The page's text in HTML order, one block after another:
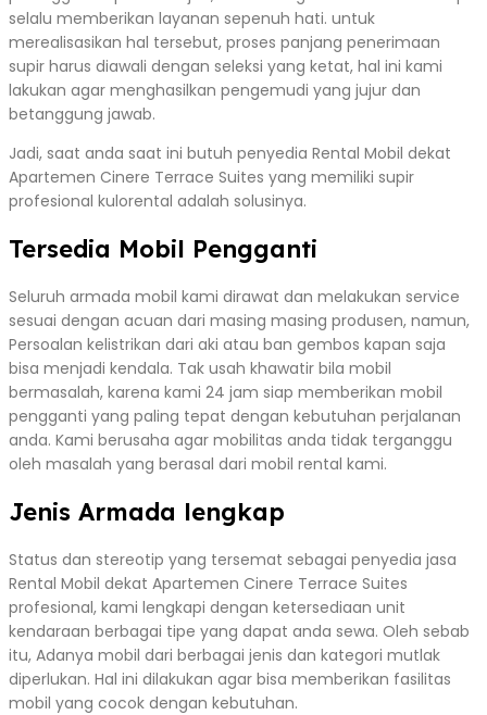
selalu memberikan layanan sepenuh hati. untuk
merealisasikan hal tersebut, proses panjang penerimaan
supir harus diawali dengan seleksi yang ketat, hal ini kami
lakukan agar menghasilkan pengemudi yang jujur dan
betanggung jawab.
Jadi, saat anda saat ini butuh penyedia Rental Mobil dekat
Apartemen Cinere Terrace Suites yang memiliki supir
profesional kulorental adalah solusinya.
Tersedia Mobil Pengganti
Seluruh armada mobil kami dirawat dan melakukan service
sesuai dengan acuan dari masing masing produsen, namun,
Persoalan kelistrikan dari aki atau ban gembos kapan saja
bisa menjadi kendala. Tak usah khawatir bila mobil
bermasalah, karena kami 24 jam siap memberikan mobil
pengganti yang paling tepat dengan kebutuhan perjalanan
anda. Kami berusaha agar mobilitas anda tidak terganggu
oleh masalah yang berasal dari mobil rental kami.
Jenis Armada lengkap
Status dan stereotip yang tersemat sebagai penyedia jasa
Rental Mobil dekat Apartemen Cinere Terrace Suites
profesional, kami lengkapi dengan ketersediaan unit
kendaraan berbagai tipe yang dapat anda sewa. Oleh sebab
itu, Adanya mobil dari berbagai jenis dan kategori mutlak
diperlukan. Hal ini dilakukan agar bisa memberikan fasilitas
mobil yang cocok dengan kebutuhan.